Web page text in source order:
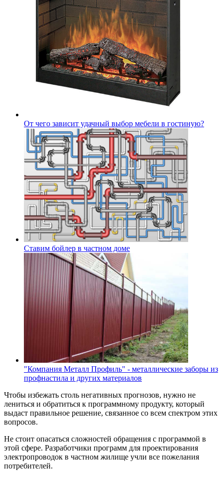
От чего зависит удачный выбор мебели в гостиную?
Ставим бойлер в частном доме
"Компания Металл Профиль" - металлические заборы из
профнастила и других материалов
Чтобы избежать столь негативных прогнозов, нужно не
лениться и обратиться к программному продукту, который
выдаст правильное решение, связанное со всем спектром этих
вопросов.
Не стоит опасаться сложностей обращения с программой в
этой сфере. Разработчики программ для проектирования
электропроводок в частном жилище учли все пожелания
потребителей.